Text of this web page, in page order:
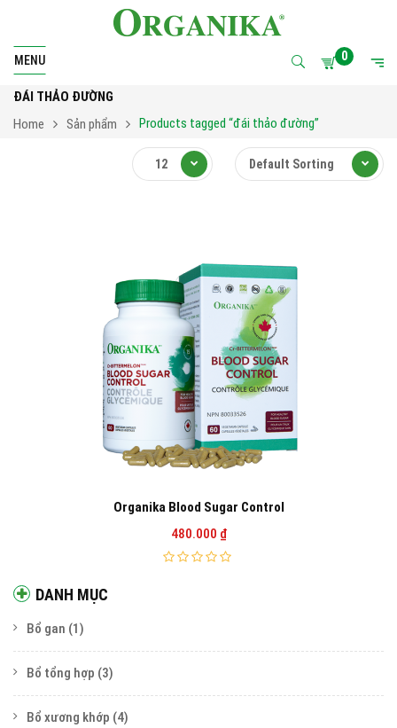
MENU 0
ĐÁI THẢO ĐƯỜNG
Home
Sản phẩm Products tagged “đái thảo đường”
DANH MỤC
Bổ gan (1)
Bổ tổng hợp (3)
Bổ xương khớp (4)
Default Sorting
12
Organika Blood Sugar Control
480.000 ₫